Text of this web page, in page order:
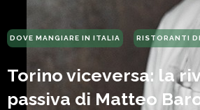
DOVE MANGIARE IN ITALIA RISTORANTI
Torino viceversa: la
passiva di Matteo